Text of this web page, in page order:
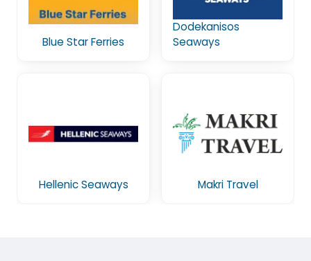
Blue Star Ferries
Dodekanisos
Seaways
Hellenic Seaways Makri Travel